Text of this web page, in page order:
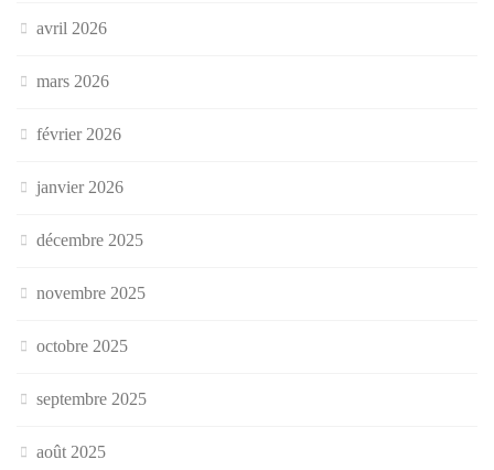
avril 2026
mars 2026
février 2026
janvier 2026
décembre 2025
novembre 2025
octobre 2025
septembre 2025
août 2025